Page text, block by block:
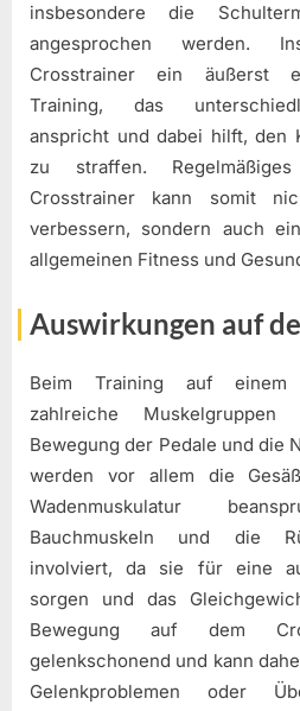
insbesondere die
angesprochen werden.
Crosstrainer ein äußerst
Training, das
anspricht und dabei hilft, den
zu straffen.
Crosstrainer kann somit
verbessern, sondern auch
allgemeinen Fitness und
Auswirkungen auf
Beim Training auf einem
zahlreiche
Bewegung der Pedale und die
werden vor allem die
Wadenmuskulatur
Bauchmuskeln und die
involviert, da sie für eine
sorgen und das
Bewegung auf dem
gelenkschonend und kann
Gelenkproblemen oder